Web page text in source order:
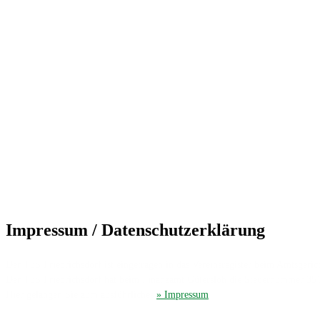
Impressum / Datenschutzerklärung
» Impressum